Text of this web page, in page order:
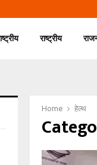
राष्ट्रीय
Home हेल्थ